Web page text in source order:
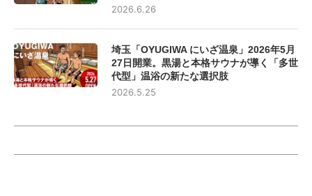
2026.6.26
埼玉「OYUGIWA にいざ温泉」2026年5月
27日開業。黒湯と本格サウナが導く「多世
代型」温浴の新たな選択肢
2026.5.25